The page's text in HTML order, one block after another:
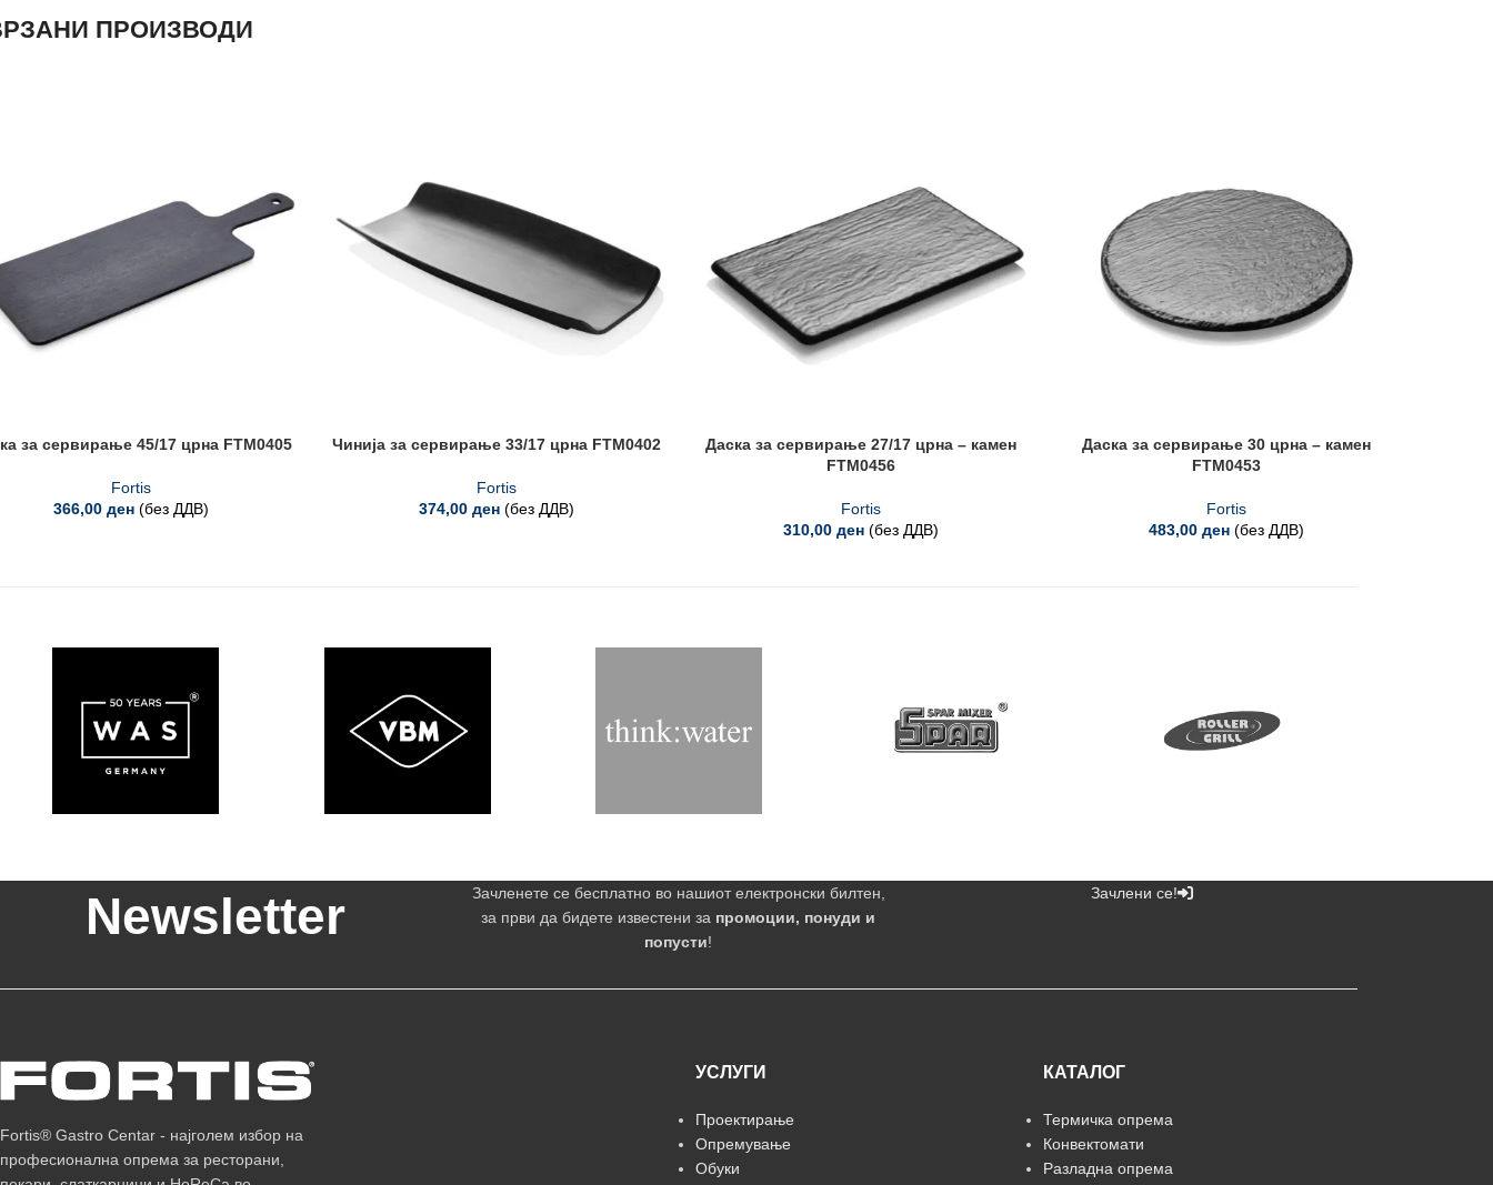
ПРОИЗВОДИ
за сервирање 45/17 црна FTM0405
Fortis
366,00ден (без ДДВ)
Чинија за сервирање 33/17 црна FTM0402
Fortis
374,00 ден (без ДДВ)
Даска за сервирање 27/17 црна – камен
FTM0456
Fortis
310,00ден (без ДДВ)
Даска за сервирање 30 црна – камен
FTM0453
Fortis
483,00 ден (без ДДВ)
Newsletter
Зачленете се бесплатно во нашиот електронски билтен,
за први да бидете известени за промоции, понуди и
попусти!
Зачлени се!
Fortis® Gastro Centar - најголем избор на
професионална опрема за ресторани,
УСЛУГИ
Проектирање
Опремување
Обуки
КАТАЛОГ
Термичка опрема
Конвектомати
Разладна опрема